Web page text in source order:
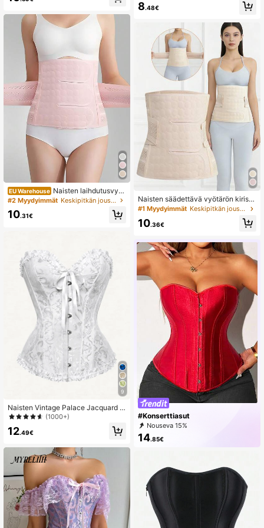
EU Warehouse Naisten laihdutusvyöt
ärövalmentaja
#2 Myydyimmät Keskipitkän joustavat naisten vyötärölenkkarit
10.31€
9
Naisten Vintage Palace Jacquard B
odycon Bustier -korsettitoppi
(1000+)
12.49€
ä verkkokangas
8.48€
Naisten säädettävä vyötärön kiristy
svyö, hengittävä verkkokangas vyö
tärön kiristysvyö selkätuella, vartal
on muotoileva vyötärön treeneri
#1 Myydyimmät Keskipitkän joustavat naisten vyötärölenkkarit
10.36€
#Konserttiasut
Nouseva 15%
14.85€